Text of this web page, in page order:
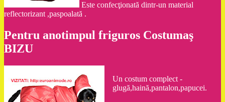
Este confecţionată dintr-un material
reflectorizant ,paspoalată .
Pentru anotimpul friguros Costumaş
BIZU
Un costum complect -
glugă,haină,pantalon,papucei.